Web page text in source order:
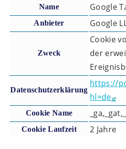
Name Google
Anbieter Google
Zweck
Cookie
der
Datenschutzerklärung
https://
hl=de
Cookie Name
Cookie Laufzeit 2 Jahre